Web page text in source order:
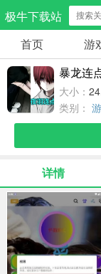
极牛下载站
应用分
生活服务
298款应用
气象交通
84款应用
社交聊天
184款应用
新闻阅读
首页 游
暴龙连
大小：
类别：
详情